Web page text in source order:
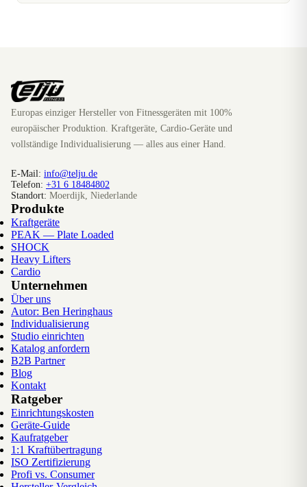
Europas einziger Hersteller von Fitnessgeräten mit 100%
europäischer Produktion. Kraftgeräte, Cardio-Geräte und
vollständige Individualisierung — alles aus einer Hand.
E-Mail: info@telju.de
Telefon: +31 6 18484802
Standort: Moerdijk, Niederlande
Produkte
Kraftgeräte
PEAK — Plate Loaded
SHOCK
Heavy Lifters
Cardio
Unternehmen
Über uns
Autor: Ben Heringhaus
Individualisierung
Studio einrichten
Katalog anfordern
B2B Partner
Blog
Kontakt
Ratgeber
Einrichtungskosten
Geräte-Guide
Kaufratgeber
1:1 Kraftübertragung
ISO Zertifizierung
Profi vs. Consumer